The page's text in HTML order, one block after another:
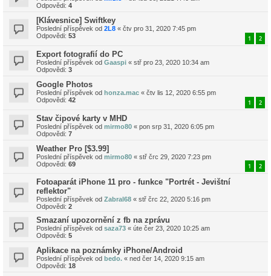
Odpovědi: 4
[Klávesnice] Swiftkey
Poslední příspěvek od 2L8 « čtv pro 31, 2020 7:45 pm
Odpovědi: 53 1 2
Export fotografií do PC
Poslední příspěvek od Gaaspi « stř pro 23, 2020 10:34 am
Odpovědi: 3
Google Photos
Poslední příspěvek od honza.mac « čtv lis 12, 2020 6:55 pm
Odpovědi: 42 1 2
Stav čipové karty v MHD
Poslední příspěvek od mirmo80 « pon srp 31, 2020 6:05 pm
Odpovědi: 7
Weather Pro [$3.99]
Poslední příspěvek od mirmo80 « stř črc 29, 2020 7:23 pm
Odpovědi: 69 1 2
Fotoaparát iPhone 11 pro - funkce "Portrét - Jevištní
reflektor"
Poslední příspěvek od Zabral68 « stř črc 22, 2020 5:16 pm
Odpovědi: 2
Smazaní upozornění z fb na zprávu
Poslední příspěvek od saza73 « úte čer 23, 2020 10:25 am
Odpovědi: 5
Aplikace na poznámky iPhone/Android
Poslední příspěvek od bedo. « ned čer 14, 2020 9:15 am
Odpovědi: 18